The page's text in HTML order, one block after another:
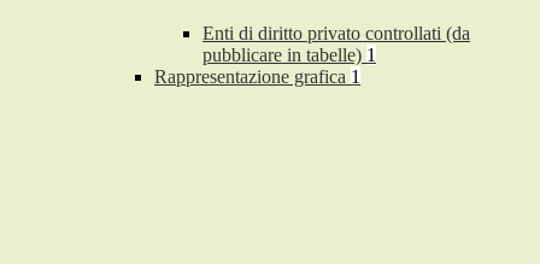
Enti di diritto privato controllati (da
pubblicare in tabelle) 1
Rappresentazione grafica 1